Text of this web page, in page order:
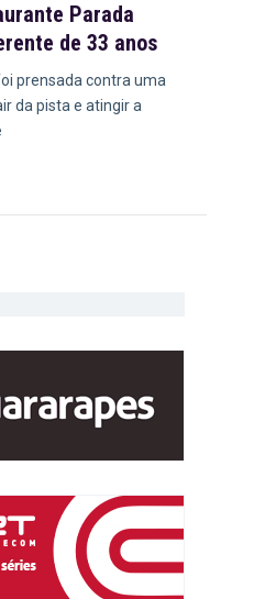
Parada
de 33 anos
prensada contra uma
da pista e atingir a